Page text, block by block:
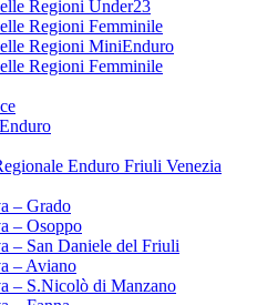
Regioni Under23
Regioni Femminile
Regioni MiniEnduro
Regioni Femminile
Enduro Friuli Venezia
– Grado
– Osoppo
– San Daniele del Friuli
– Aviano
– S.Nicolò di Manzano